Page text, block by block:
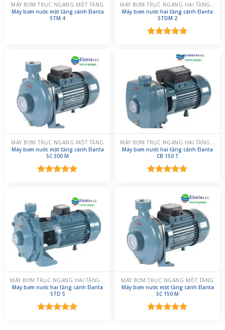
MÁY BƠM TRỤC NGANG MỘT TẦNG
Máy bơm nước một tầng cánh Elanta
STM 4
MÁY BƠM TRỤC NGANG HAI TẦNG CÁNH
Máy bơm nước hai tầng cánh Elanta
STDM 2
MÁY BƠM TRỤC NGANG MỘT TẦNG
Máy bơm nước một tầng cánh Elanta
SC 300 M
MÁY BƠM TRỤC NGANG HAI TẦNG CÁNH
Máy bơm nước hai tầng cánh Elanta
CB 150 T
5 sao
MÁY BƠM TRỤC NGANG HAI TẦNG CÁNH
Máy bơm nước hai tầng cánh Elanta
STD 5
MÁY BƠM TRỤC NGANG MỘT TẦNG
Máy bơm nước một tầng cánh Elanta
SC 150 M